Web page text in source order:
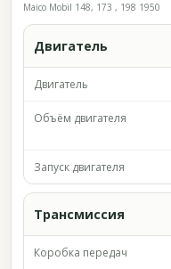
Maico Mobil 148, 173 , 198 1950
Двигатель
Двигатель
Объём двигателя
Запуск двигателя
Трансмиссия
Коробка передач